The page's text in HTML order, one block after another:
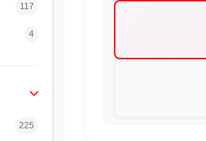
117
4
309
225